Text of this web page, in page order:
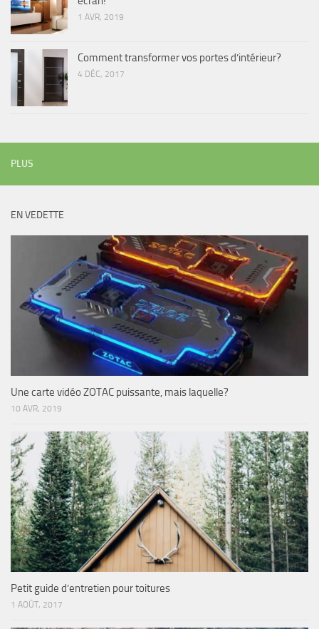
1 AVR, 2019
Comment transformer vos portes d’intérieur?
4 DÉC, 2017
PLUS
EN VEDETTE
Une carte vidéo ZOTAC puissante, mais laquelle?
10 AVR, 2019
Petit guide d’entretien pour toitures
1 AOÛT, 2017